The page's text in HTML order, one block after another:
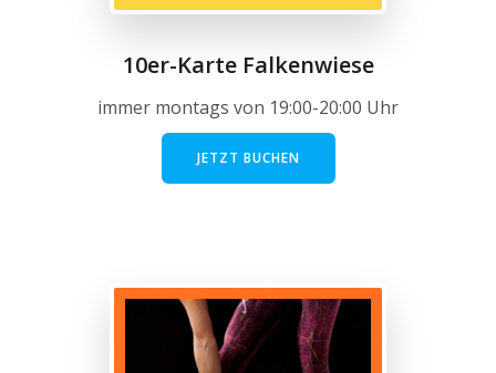
10er-Karte Falkenwiese
immer montags von 19:00-20:00 Uhr
JETZT BUCHEN